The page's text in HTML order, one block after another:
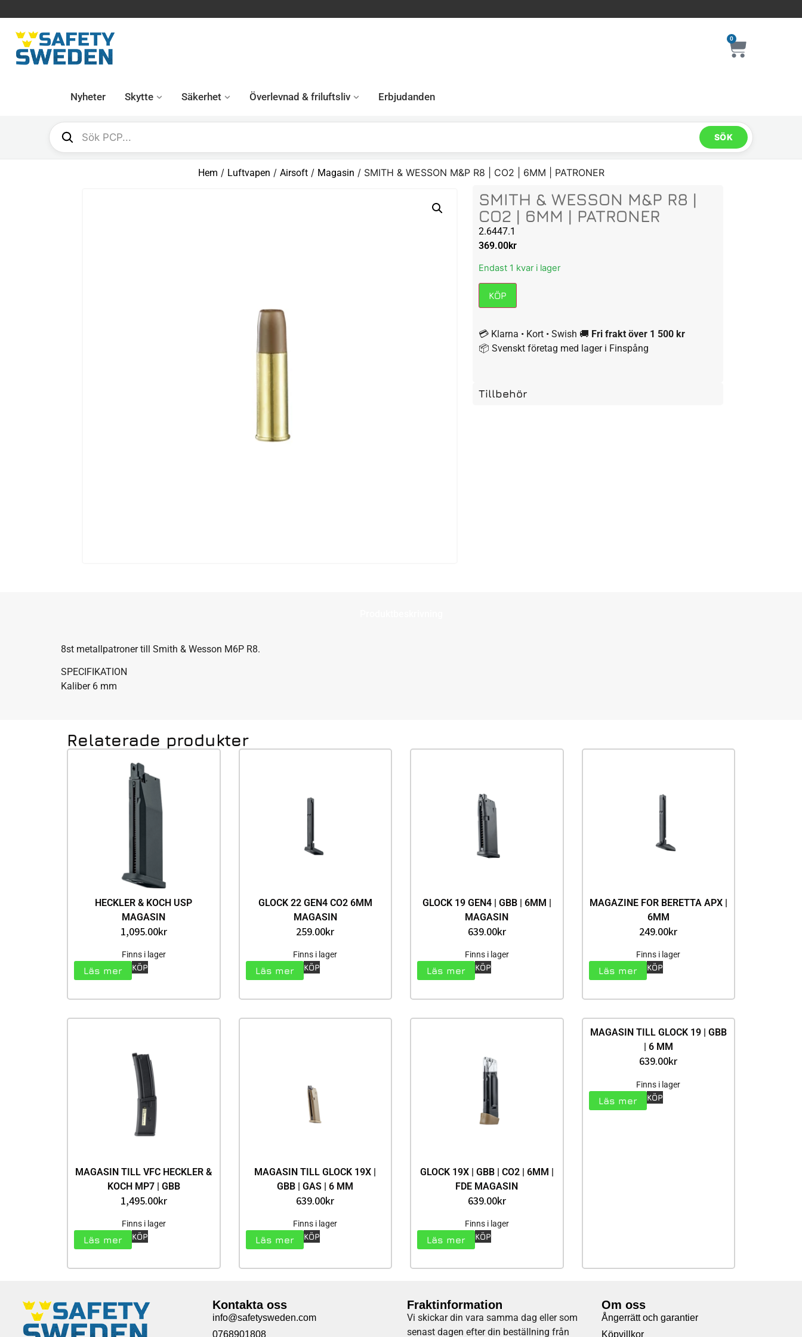
0
Nyheter Skytte Säkerhet Överlevnad & friluftsliv Erbjudanden
SÖK
Hem / Luftvapen / Airsoft/ Magasin / SMITH & WESSON M&P R8 | CO2 | 6MM | PATRONER
SMITH & WESSON M&P R8 |
CO2 | 6MM | PATRONER
2.6447.1
369.00kr
Endast 1 kvar i lager
KÖP
💳 Klarna • Kort • Swish 🚚 Fri frakt över 1 500 kr
📦 Svenskt företag med lager i Finspång
Tillbehör
8st metallpatroner till Smith & Wesson M6P R8.
SPECIFIKATION
Kaliber 6 mm
Relaterade produkter
HECKLER & KOCH USP
MAGASIN
1,095.00kr
Finns i lager
Läs mer KÖP
GLOCK 22 GEN4 CO2 6MM
MAGASIN
259.00kr
Finns i lager
Läs mer KÖP
GLOCK 19 GEN4 | GBB | 6MM |
MAGASIN
639.00kr
Finns i lager
Läs mer KÖP
MAGAZINE FOR BERETTA APX |
6MM
249.00kr
Finns i lager
Läs mer KÖP
MAGASIN TILL VFC HECKLER &
KOCH MP7 | GBB
1,495.00kr
Finns i lager
Läs mer KÖP
MAGASIN TILL GLOCK 19X |
GBB | GAS | 6 MM
639.00kr
Finns i lager
Läs mer KÖP
GLOCK 19X | GBB | CO2 | 6MM |
FDE MAGASIN
639.00kr
Finns i lager
Läs mer KÖP
MAGASIN TILL GLOCK 19 | GBB
| 6 MM
639.00kr
Finns i lager
Läs mer KÖP
Kontakta oss
info@safetysweden.com
0768901808
Fraktinformation
Vi skickar din vara samma dag eller som
senast dagen efter din beställning från
Om oss
Ångerrätt och garantier
Köpvillkor